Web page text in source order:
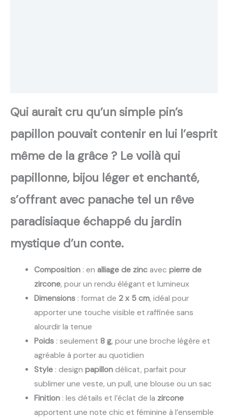
Qui aurait cru qu’un simple pin’s
papillon pouvait contenir en lui l’esprit
même de la grâce ? Le voilà qui
papillonne, bijou léger et enchanté,
s’offrant avec panache tel un rêve
paradisiaque échappé du jardin
mystique d’un conte.
Composition: en alliage de zincavec pierre de
zircone, pour un rendu élégant et lumineux
Dimensions: format de 2 x 5 cm, idéal pour
apporter une touche visible et raffinée sans
alourdir la tenue
Poids: seulement 8 g, pour une broche légère et
agréable à porter au quotidien
Style: design papillondélicat, parfait pour
sublimer une veste, un pull, une blouse ou un sac
Finition: les détails et l’éclat de la zircone
apportent une note chic et féminine à l’ensemble